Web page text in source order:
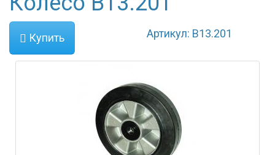
Купить Артикул: B13.201